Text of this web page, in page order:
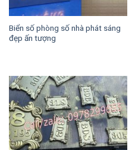
Biển số phòng số nhà phát sáng
đẹp ấn tượng